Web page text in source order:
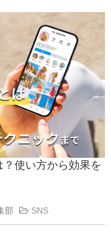
使い方から効果を
部 SNS